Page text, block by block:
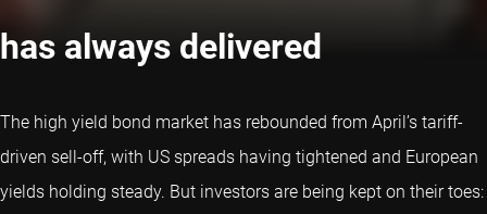
has always delivered
The high yield bond market has rebounded from April’s tariff-
driven sell-off, with US spreads having tightened and European
yields holding steady. But investors are being kept on their toes: